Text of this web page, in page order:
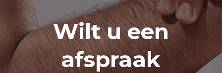
Wilt u een
afspraak